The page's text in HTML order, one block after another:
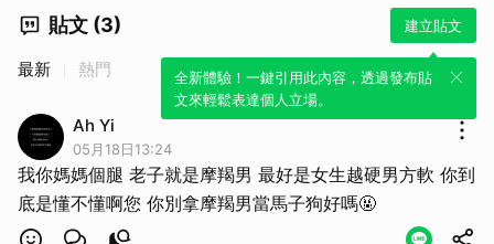
貼文 (3) 建立貼文
全新體驗！一鍵引用此內容，透過發布貼
文來輕鬆表達個人立場。
最新 熱門
Ah Yi
05月18日13:24
我你媽媽個腿 老子就是摩羯男 最好是女生越硬男方軟 你到
底是懂不懂啊您 你別拿摩羯男當馬子狗好嗎🤬